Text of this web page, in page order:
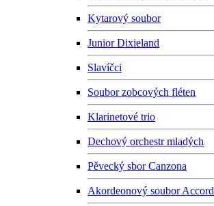
Kytarový soubor
Junior Dixieland
Slavíčci
Soubor zobcových fléten
Klarinetové trio
Dechový orchestr mladých
Pěvecký sbor Canzona
Akordeonový soubor Accord